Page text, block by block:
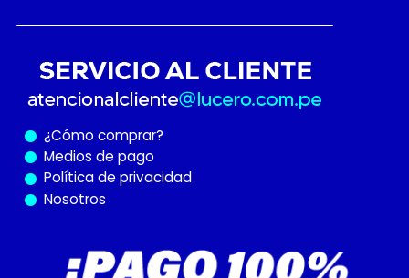
¿Cómo comprar?
Medios de pago
Política de privacidad
Nosotros